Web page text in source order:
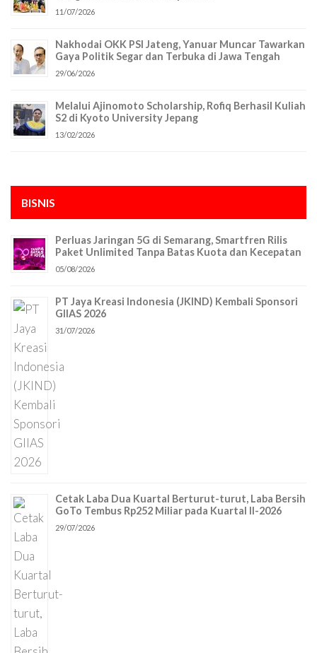
11/07/2026
Nakhodai OKK PSI Jateng, Yanuar Muncar Tawarkan
Gaya Politik Segar dan Terbuka di Jawa Tengah
29/06/2026
Melalui Ajinomoto Scholarship, Rofiq Berhasil Kuliah
S2 di Kyoto University Jepang
13/02/2026
BISNIS
Perluas Jaringan 5G di Semarang, Smartfren Rilis
Paket Unlimited Tanpa Batas Kuota dan Kecepatan
05/08/2026
PT Jaya Kreasi Indonesia (JKIND) Kembali Sponsori
GIIAS 2026
31/07/2026
Cetak Laba Dua Kuartal Berturut-turut, Laba Bersih
GoTo Tembus Rp252 Miliar pada Kuartal II-2026
29/07/2026